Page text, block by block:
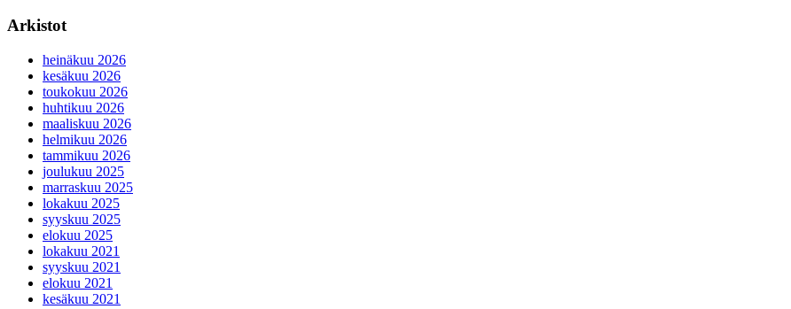
Arkistot
heinäkuu 2026
kesäkuu 2026
toukokuu 2026
huhtikuu 2026
maaliskuu 2026
helmikuu 2026
tammikuu 2026
joulukuu 2025
marraskuu 2025
lokakuu 2025
syyskuu 2025
elokuu 2025
lokakuu 2021
syyskuu 2021
elokuu 2021
kesäkuu 2021